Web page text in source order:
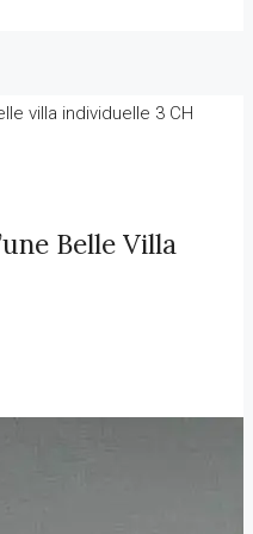
villa individuelle 3 CH
Belle Villa